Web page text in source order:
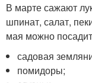
В марте сажают
шпинат, салат,
мая можно
садовая
помидоры;